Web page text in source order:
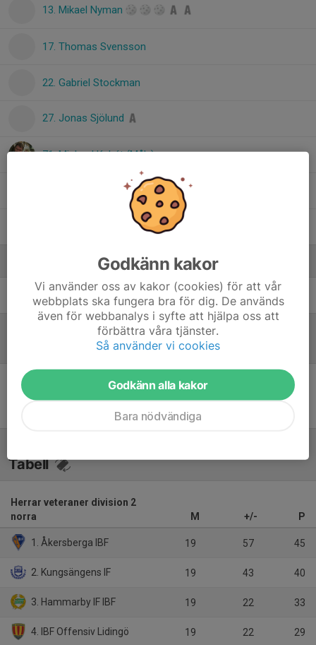
13. Mikael Nyman
17. Thomas Svensson
22. Gabriel Stockman
27. Jonas Sjölund
71. Michael Kubát (Målv)
Joakim Stjernberg, Herrar Motion
Stefan Andersson Lagledare
Tabell
Herrar veteraner division 2
norra
M +/- P
1. Åkersberga IBF 19 57 45
2. Kungsängens IF 19 43 40
3. Hammarby IF IBF 19 22 33
4. IBF Offensiv Lidingö 19 22 29
Godkänn kakor
Vi använder oss av kakor (cookies) för att vår
webbplats ska fungera bra för dig. De används
även för webbanalys i syfte att hjälpa oss att
förbättra våra tjänster.
Så använder vi cookies
Godkänn alla kakor
Bara nödvändiga